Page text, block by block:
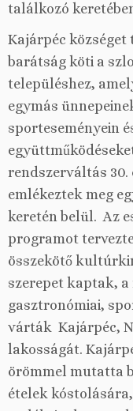
találkozó
Kajárpéc községet
barátság köti a
településhez,
egymás
sporteseményein
rendszerváltás
emlékeztek meg
keretén belül. Az
programot
összekötő
szerepet kaptak,
gasztronómiai,
várták Kajárpéc,
lakosságát.
örömmel mutatta
ételek